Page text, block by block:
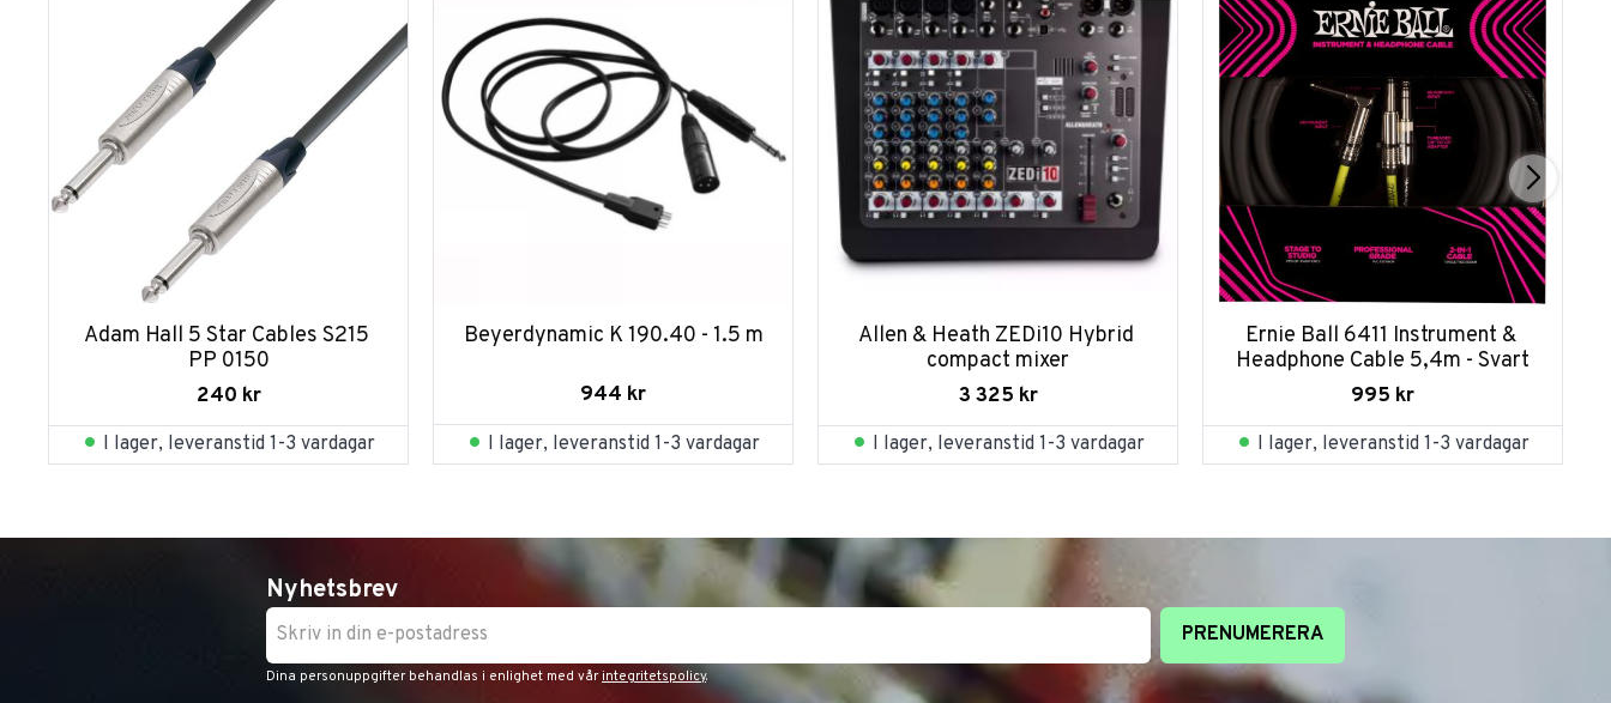
Adam Hall 5 Star Cables S215
PP 0150
240 kr
I lager, leveranstid 1-3 vardagar
Beyerdynamic K 190.40 - 1.5 m
944 kr
I lager, leveranstid 1-3 vardagar
Allen & Heath ZEDi10 Hybrid
compact mixer
3 325 kr
I lager, leveranstid 1-3 vardagar
Ernie Ball 6411 Instrument &
Headphone Cable 5,4m - Svart
995 kr
I lager, leveranstid 1-3 vardagar
Nyhetsbrev
PRENUMERERA
Dina personuppgifter behandlas i enlighet med vår integritetspolicy.